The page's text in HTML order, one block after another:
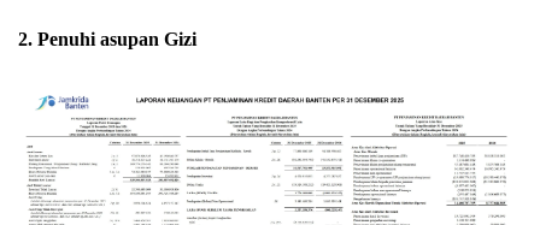
2. Penuhi asupan Gizi